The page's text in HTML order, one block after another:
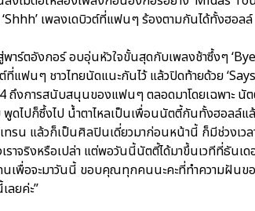
‘Shhh’ เพลงเดบิวต์ที่แฟนๆ ร้องตามกันได้ทั้งฮอลล์
พาร์ตอังกอร์ อบอุ่นหัวใจขั้นสุดกับเพลงช้าซึ้งๆ
ที่แฟนๆ ชาวไทยนัดแนะกันไว้ แล้วปิดท้ายด้วย
ถึงการสนับสนุนของแฟนๆ ตลอดมาโดยเฉพาะ
พูดไปก็ซึ้งไป น้ำตาไหลเป็นเพื่อนนัตตี้กันทั้งฮอลล์
ทรน แล้วก็เป็นศิลปินเดี่ยวมาก่อนหน้านี้ ก็มีช่วงเว
ราจริงหรือเปล่า แต่พอวันนี้นัตตี้ได้มาขึ้นเวทีที่ธันเ
เพื่อจะมาวันนี้ ขอบคุณทุกคนนะคะที่ทำความฝันข
ลยค่ะ”